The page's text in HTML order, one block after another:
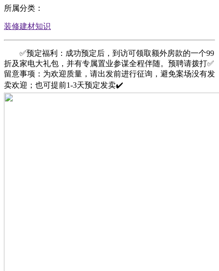
所属分类：
装修建材知识
✅预定福利：成功预定后，到访可领取额外房款的一个99
折及家电大礼包，并有专属置业参谋全程伴随。预聘请拨打✅
留意事项：为欢迎质量，请出发前进行征询，避免案场没有发
卖欢迎；也可提前1-3天预定发卖✔️